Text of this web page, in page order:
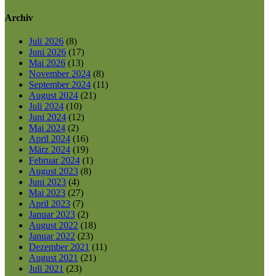
Archiv
Juli 2026 (8)
Juni 2026 (17)
Mai 2026 (13)
November 2024 (8)
September 2024 (11)
August 2024 (21)
Juli 2024 (10)
Juni 2024 (12)
Mai 2024 (2)
April 2024 (16)
März 2024 (19)
Februar 2024 (1)
August 2023 (8)
Juni 2023 (4)
Mai 2023 (27)
April 2023 (7)
Januar 2023 (2)
August 2022 (18)
Januar 2022 (23)
Dezember 2021 (11)
August 2021 (21)
Juli 2021 (23)